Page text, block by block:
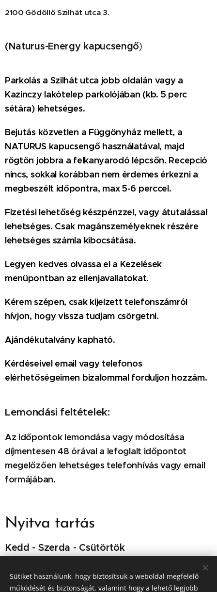
2100 Gödöllő Szilhát utca 3.
(Naturus-Energy kapucsengő)
Parkolása Szilhát utca jobb oldalán vagy a
Kazinczy lakótelep parkolójában (kb. 5 perc
sétára) lehetséges.
Bejutás közvetlen a Függönyház mellett, a
NATURUS kapucsengő használatával, majd
rögtön jobbra a felkanyarodó lépcsőn. Recepció
nincs, sokkal korábban nem érdemes érkezni a
megbeszélt időpontra, max 5-6 perccel.
Fizetési lehetőség készpénzzel, vagy átutalással
lehetséges. Csak magánszemélyeknek részére
lehetséges számla kibocsátása.
Legyen kedves olvassa el a Kezelések
menüpontban az ellenjavallatokat.
Kérem szépen, csak kijelzett telefonszámról
hívjon, hogy vissza tudjam csörgetni.
Ajándékutalvány kapható.
Kérdéseivel email vagy telefonos
elérhetőségeimen bizalommal forduljon hozzám.
Lemondási feltételek:
Az időpontok lemondása vagy módosítása
díjmentesen 48 órával a lefoglalt időpontot
megelőzően lehetséges telefonhívás vagy email
formájában.
Nyitva tartás
Kedd - Szerda - Csütörtök
09:00 - 18:00
Sütiket használunk, hogy biztosítsuk a weboldal megfelelő
működését és biztonságát, valamint hogy a lehető legjobb